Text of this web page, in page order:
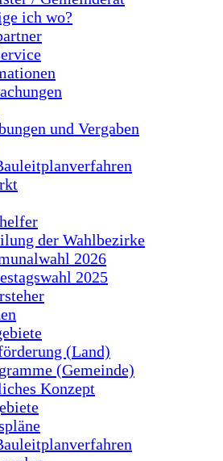
ich wo?
und Vergaben
der Wahlbezirke
2026
2025
(Land)
(Gemeinde)
Konzept